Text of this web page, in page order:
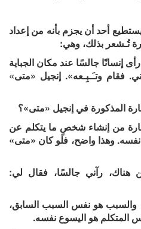
أحد أن يجزم بأنه من إعداد
تُـشعر بذلك، وهي:
إنسانًا جالسًا عند مكان الجباية
فقام وتـَـبِـعه». إنجيل «متى»
المذكورة في إنجيل «متى»؟
من إنشاء شخصٍ ما يتكلم عن
وهذا واضح، فلو كان «متى»
هناك، رآني جالسًا، فقال لي:
والسبب هو نفس السبب السابق،
المتكلم هو اليسوع نفسه.